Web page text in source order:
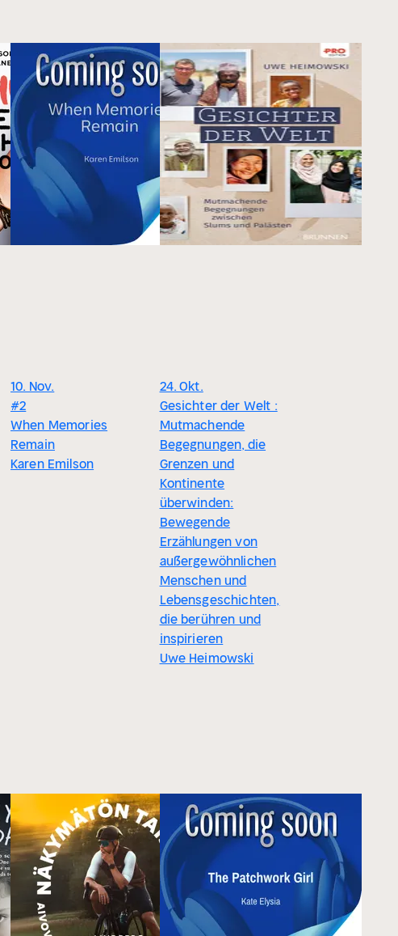
10. Nov.
#2
When Memories
Remain
Karen Emilson
24. Okt.
Gesichter der Welt :
Mutmachende
Begegnungen, die
Grenzen und
Kontinente
überwinden:
Bewegende
Erzählungen von
außergewöhnlichen
Menschen und
Lebensgeschichten,
die berühren und
inspirieren
Uwe Heimowski